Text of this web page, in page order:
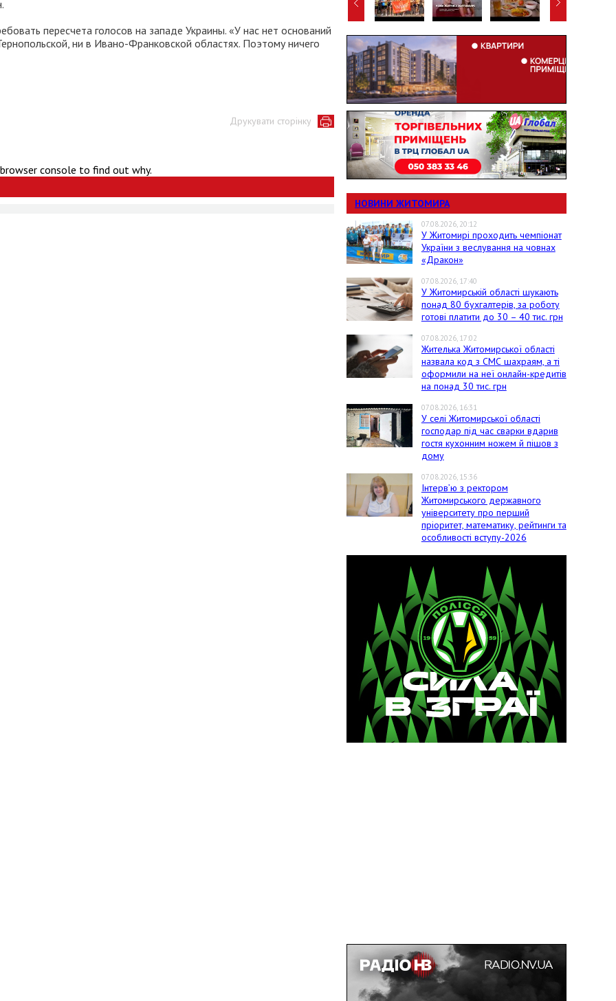
пересчета голосов на западе Украины. «У нас нет оснований
ни в Ивано-Франковской областях. Поэтому ничего
Друкувати сторінку
console to find out why.
НОВИНИ ЖИТОМИРА
07.08.2026, 20:12
У Житомирі проходить чемпіонат
України з веслування на човнах
«Дракон»
07.08.2026, 17:40
У Житомирській області шукають
понад 80 бухгалтерів, за роботу
готові платити до 30 – 40 тис. грн
07.08.2026, 17:02
Жителька Житомирської області
назвала код з СМС шахраям, а ті
оформили на неї онлайн-кредитів
на понад 30 тис. грн
07.08.2026, 16:31
У селі Житомирської області
господар під час сварки вдарив
гостя кухонним ножем й пішов з
дому
07.08.2026, 15:36
Інтерв’ю з ректором
Житомирського державного
університету про перший
пріоритет, математику, рейтинги та
особливості вступу-2026